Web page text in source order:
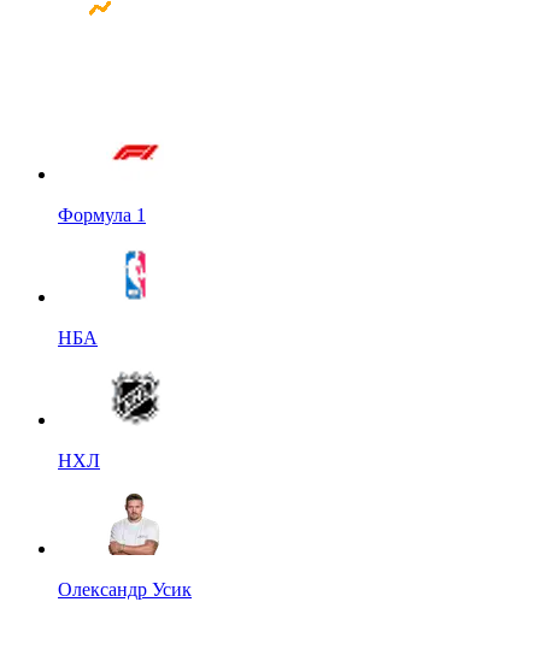
Формула 1
НБА
НХЛ
Олександр Усик